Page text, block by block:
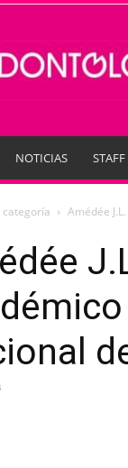
de
Hoy
NOTICIAS STAFF
categoría Amédée